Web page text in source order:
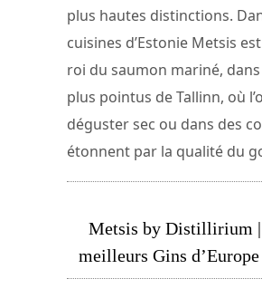
plus hautes distinctions.
cuisines d’Estonie Metsis
roi du saumon mariné,
plus pointus de Tallinn, où
déguster sec ou dans des
étonnent par la qualité du
Metsis by Distillirium |
meilleurs Gins